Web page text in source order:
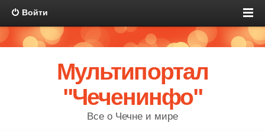
Войти
Мультипортал
"Чеченинфо"
Все о Чечне и мире